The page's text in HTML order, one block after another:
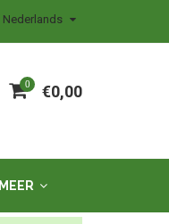
Nederlands
0 €0,00
MEER